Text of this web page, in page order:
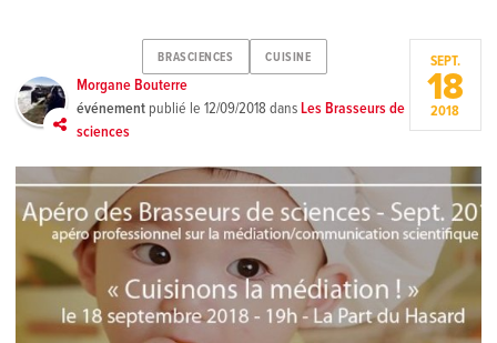
BRASCIENCES CUISINE
Morgane Bouterre
événement publié le12/09/2018 dansLes Brasseurs de
sciences
SEPT.
18
2018